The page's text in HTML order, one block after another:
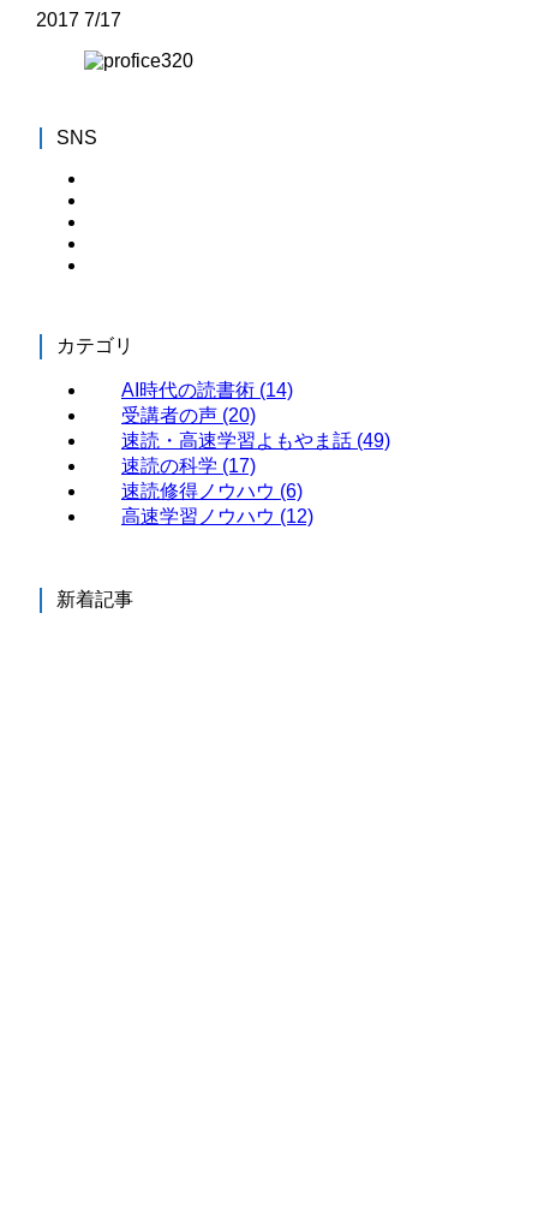
2017 7/17
SNS
カテゴリ
AI時代の読書術 (14)
受講者の声 (20)
速読・高速学習よもやま話 (49)
速読の科学 (17)
速読修得ノウハウ (6)
高速学習ノウハウ (12)
新着記事